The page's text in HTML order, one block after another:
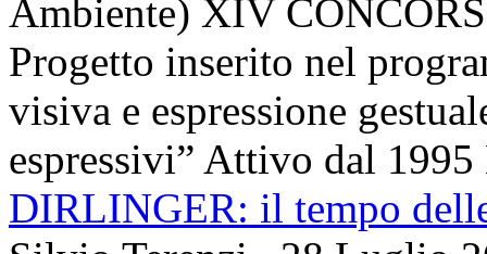
Ambiente) XIV
Progetto inserito nel
visiva e espressione
espressivi” Attivo dal 1995
DIRLINGER: il tempo